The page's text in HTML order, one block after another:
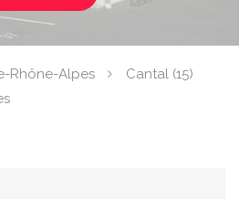
Rhône-Alpes
Cantal (15)